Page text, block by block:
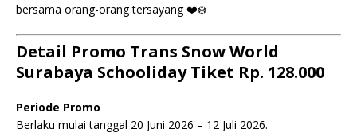
bersama orang-orang tersayang ❤️❄️
Detail Promo Trans Snow World
Surabaya Schooliday Tiket Rp. 128.000
Periode Promo
Berlaku mulai tanggal 20 Juni 2026 – 12 Juli 2026.